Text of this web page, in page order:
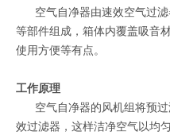
空气自净器由速效空气过
等部件组成，箱体内覆盖吸音
使用方便等有点。
工作原理
空气自净器的风机组将预
效过滤器，这样洁净空气以均